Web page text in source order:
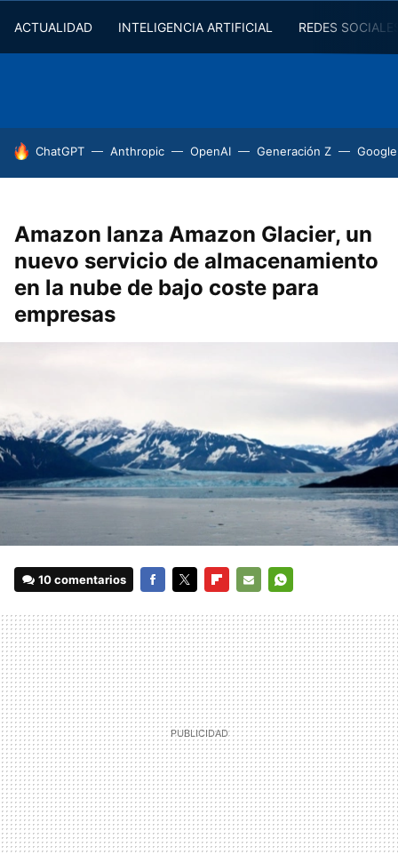
ACTUALIDAD INTELIGENCIA ARTIFICIAL REDES
HOY SE HABLA DE
ChatGPT Anthropic OpenAI Generación Z
Amazon lanza Amazon Glacier, un
nuevo servicio de almacenamiento
en la nube de bajo coste para
empresas
10 comentarios
MAIL